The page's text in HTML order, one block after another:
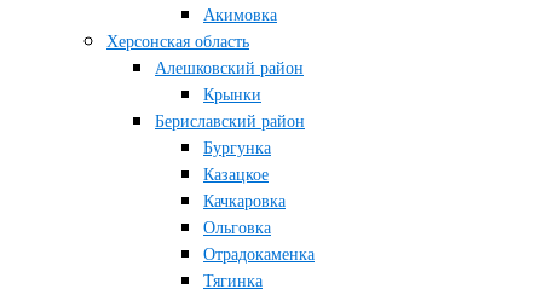
Акимовка
Херсонская область
Алешковский район
Крынки
Бериславский район
Бургунка
Казацкое
Качкаровка
Ольговка
Отрадокаменка
Тягинка